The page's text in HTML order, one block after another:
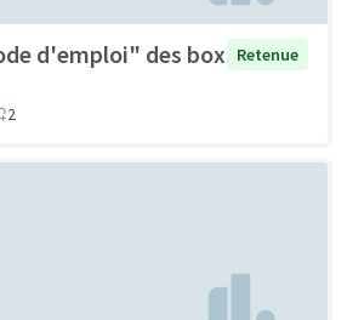
d'emploi" des box
Retenue
2